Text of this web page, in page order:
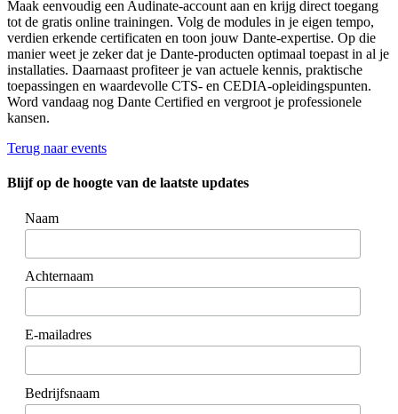
Maak eenvoudig een Audinate-account aan en krijg direct toegang
tot de gratis online trainingen. Volg de modules in je eigen tempo,
verdien erkende certificaten en toon jouw Dante-expertise. Op die
manier weet je zeker dat je Dante-producten optimaal toepast in al je
installaties. Daarnaast profiteer je van actuele kennis, praktische
toepassingen en waardevolle CTS- en CEDIA-opleidingspunten.
Word vandaag nog Dante Certified en vergroot je professionele
kansen.
Terug naar events
Blijf op de hoogte van de laatste updates
Naam
Achternaam
E-mailadres
Bedrijfsnaam